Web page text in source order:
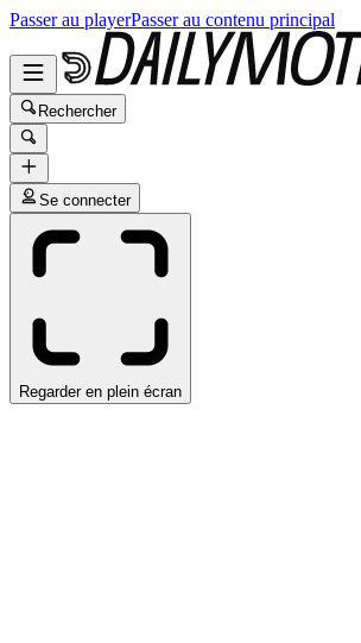
Passer au playerPasser au contenu principal
Rechercher
Se connecter
Regarder en plein écran